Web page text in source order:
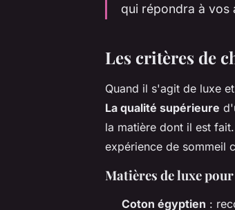
qui répondra à vos
Les critères de
Quand il s'agit de luxe
La qualité supérieure
la matière dont il est
expérience de sommeil
Matières de luxe
Coton égyptien :